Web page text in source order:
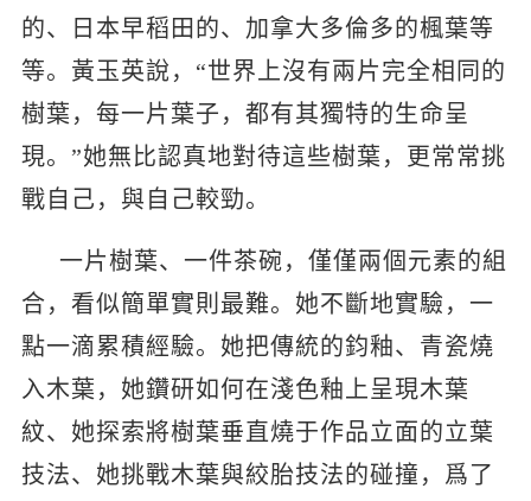
的、日本早稻田的、加拿大多倫多的楓葉等
等。黃玉英說，“世界上沒有兩片完全相同的
樹葉，每一片葉子，都有其獨特的生命呈
現。”她無比認真地對待這些樹葉，更常常挑
戰自己，與自己較勁。
一片樹葉、一件茶碗，僅僅兩個元素的組
合，看似簡單實則最難。她不斷地實驗，一
點一滴累積經驗。她把傳統的鈞釉、青瓷燒
入木葉，她鑽研如何在淺色釉上呈現木葉
紋、她探索將樹葉垂直燒于作品立面的立葉
技法、她挑戰木葉與絞胎技法的碰撞，爲了